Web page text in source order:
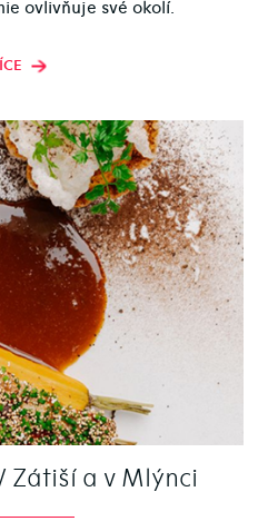
ovlivňuje své okolí.
Zátiší a v Mlýnci